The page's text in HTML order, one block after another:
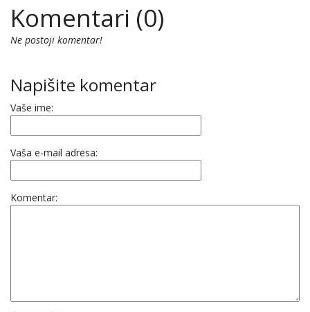
Komentari (0)
Ne postoji komentar!
Napišite komentar
Vaše ime:
Vaša e-mail adresa:
Komentar: